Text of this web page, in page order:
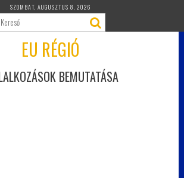
SZOMBAT, AUGUSZTUS 8, 2026
EU RÉGIÓ
BEMUTATÁSA